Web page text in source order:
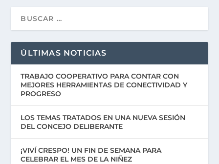
ÚLTIMAS NOTICIAS
TRABAJO COOPERATIVO PARA CONTAR CON
MEJORES HERRAMIENTAS DE CONECTIVIDAD Y
PROGRESO
LOS TEMAS TRATADOS EN UNA NUEVA SESIÓN
DEL CONCEJO DELIBERANTE
¡VIVÍ CRESPO! UN FIN DE SEMANA PARA
CELEBRAR EL MES DE LA NIÑEZ